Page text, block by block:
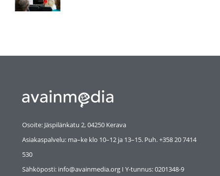
Osoite: Jäspilänkatu 2, 04250 Kerava
Asiakaspalvelu: ma–ke klo 10–12 ja 13–15. Puh. +358 20 7414
530
Sähköposti: info@avainmedia.org I Y-tunnus:0201348-9